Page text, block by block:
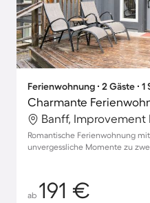
Ferienwohnung ∙ 2 Gäste ∙
Banff, Improvement
Romantische Ferienwohnung
unvergessliche Momente zu
ab 191 €